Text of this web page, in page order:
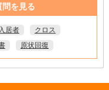
を見る
入居者
クロス
原状回復